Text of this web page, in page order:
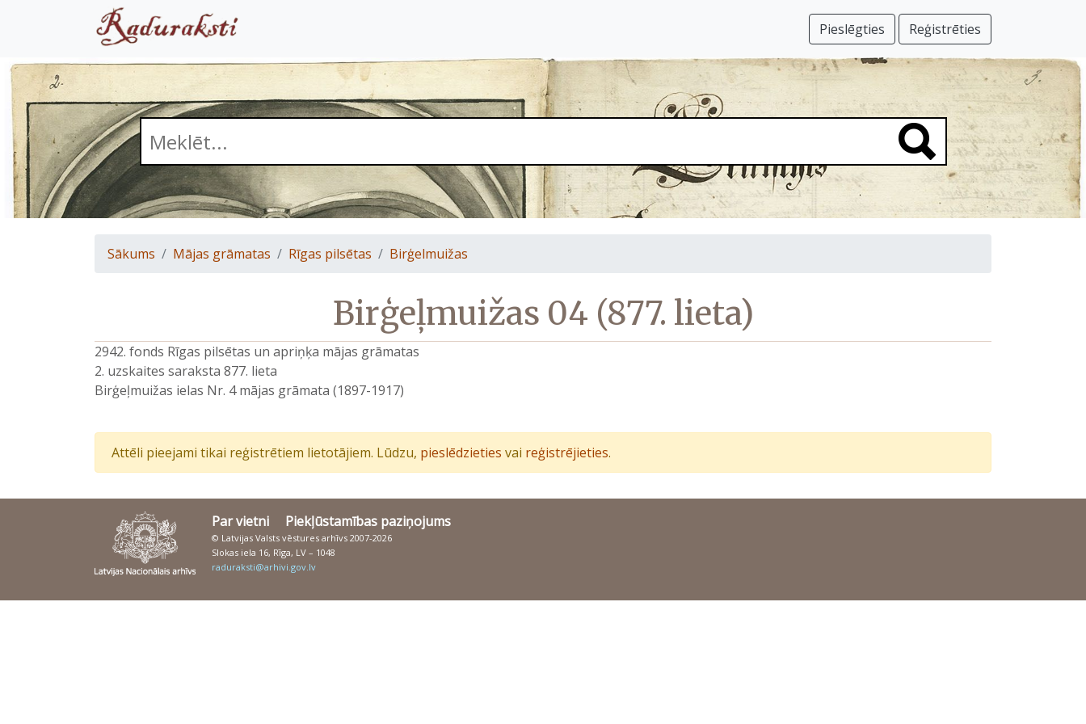
Pieslēgties Reģistrēties
Sākums Mājas grāmatas Rīgas pilsētas Birģelmuižas
Birģeļmuižas 04 (877. lieta)
2942. fonds Rīgas pilsētas un apriņķa mājas grāmatas
2. uzskaites saraksta 877. lieta
Birģeļmuižas ielas Nr. 4 mājas grāmata (1897-1917)
Attēli pieejami tikai reģistrētiem lietotājiem. Lūdzu, pieslēdzieties vai reģistrējieties.
Par vietni Piekļūstamības paziņojums
© Latvijas Valsts vēstures arhīvs 2007-2026
Slokas iela 16, Rīga, LV – 1048
raduraksti@arhivi.gov.lv